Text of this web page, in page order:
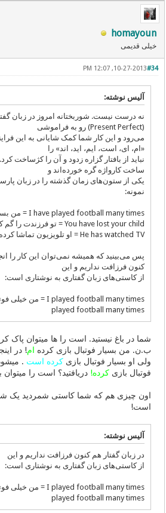
homayoun
خیلی قدیمی
#34
10-27-2013, 12:07 PM
آلیس نوشته:
نه درست نیست. شوربختانه امروز در زبان
(Present Perfect) رو به فراموشی
می‌رود و این کار شما کمک شایانی به این
«ام، ای، است، ایم، اید، اند» را
نباید از بافتار گزاره زدود و آن را کژساخت
ساخت کارواژه گره خورده‌اند و
یکی از ستون‌های زمان گذشته را در زبان
نمونه:
I have played football many times = من بسیار فوتبال بازی کرده ؟!
You have lost your child = تو فرزندت را گم کرده ؟!
He has watched TV = او تلویزیون تماشا کرده ؟!
پس می‌بینید که همیشه نمی‌توان این کار را
کنون فرزافت نداریم و این
از کاستی‌های زبان گفتاری به نوشتاری است:
played football many times
شما در باغ نیستید. است را ها میتوان پاک
ب.ن. من بسیار فوتبال بازی کرده ام! در
ولی او بسیار فوتبال بازیکرده است .
فوتبال بازیکرده! دریافتید؟ است را
اون چیزی هم که شما کاستی شمردید یک
است!
آلیس نوشته:
در زبان گفتار هم کنون فرزافت نداریم و این
از کاستی‌های زبان گفتاری به نوشتاری است:
played football many times